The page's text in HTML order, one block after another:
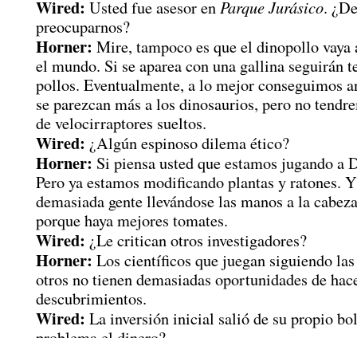
Wired: Usted fue asesor en Parque Jurásico.
preocuparnos?
Horner: Mire, tampoco es que el dinopollo vaya
el mundo. Si se aparea con una gallina seguirán
pollos. Eventualmente, a lo mejor conseguimos
se parezcan más a los dinosaurios, pero no
de velocirraptores sueltos.
Wired: ¿Algún espinoso dilema ético?
Horner: Si piensa usted que estamos jugando a
Pero ya estamos modificando plantas y ratones.
demasiada gente llevándose las manos a la
porque haya mejores tomates.
Wired: ¿Le critican otros investigadores?
Horner: Los científicos que juegan siguiendo
otros no tienen demasiadas oportunidades de
descubrimientos.
Wired: La inversión inicial salió de su propio